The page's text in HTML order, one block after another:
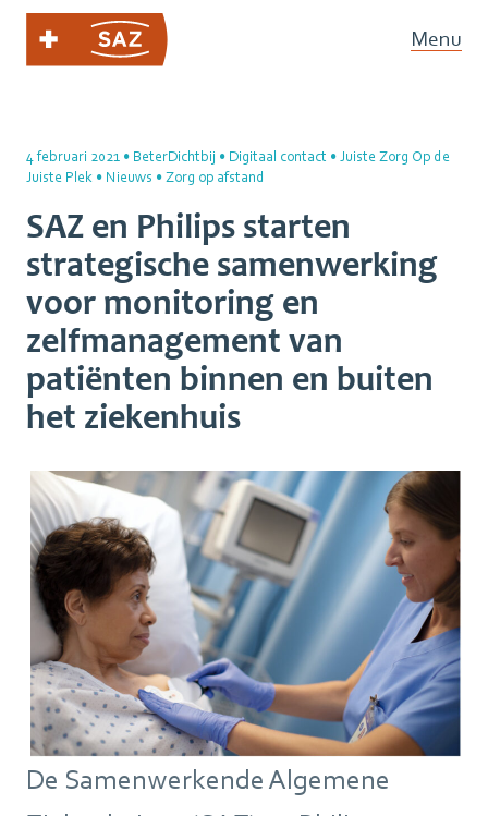
Menu
4 februari 2021 • BeterDichtbij • Digitaal contact • Juiste Zorg Op de
Juiste Plek • Nieuws •Zorg op afstand
SAZ en Philips starten
strategische samenwerking
voor monitoring en
zelfmanagement van
patiënten binnen en buiten
het ziekenhuis
De Samenwerkende Algemene